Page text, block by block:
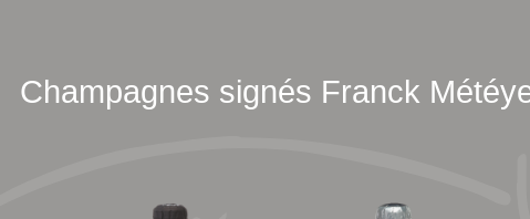
Champagnes signés Franck